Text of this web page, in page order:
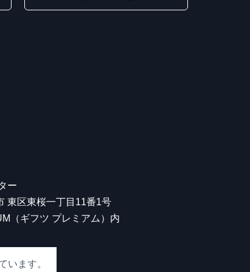
ー
東区東桜一丁目11番1号
（ギフツ プレミアム）内
います。